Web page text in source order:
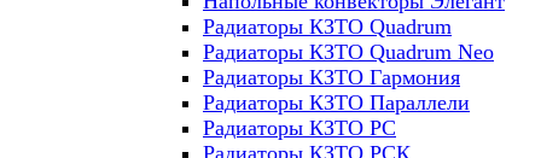
Радиаторы КЗТО Quadrum
Радиаторы КЗТО Quadrum Neo
Радиаторы КЗТО Гармония
Радиаторы КЗТО Параллели
Радиаторы КЗТО РС
Радиаторы КЗТО РСК